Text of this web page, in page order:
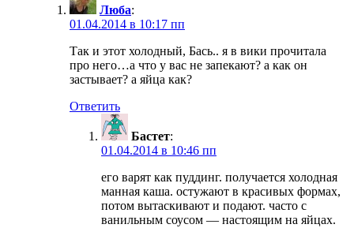
Люба:
01.04.2014 в 10:17 пп
Так и этот холодный, Бась.. я в вики прочитала
про него…а что у вас не запекают? а как он
застывает? а яйца как?
Ответить
Бастет:
01.04.2014 в 10:46 пп
его варят как пуддинг. получается холодная
манная каша. остужают в красивых формах,
потом вытаскивают и подают. часто с
ванильным соусом — настоящим на яйцах.